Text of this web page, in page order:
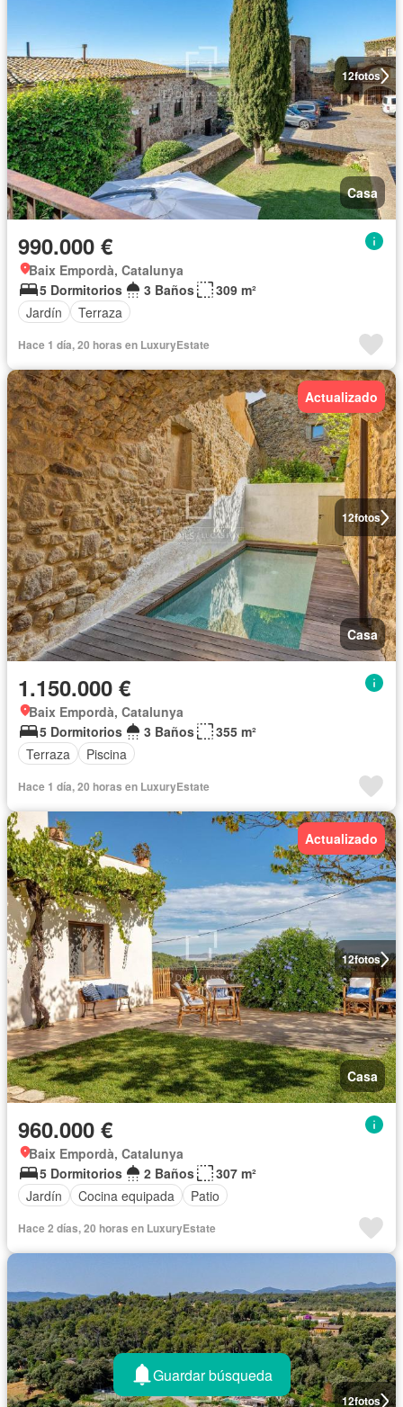
12fotos
Casa
990.000 €
Baix Empordà, Catalunya
5 Dormitorios
3 Baños
309 m²
Jardín
Terraza
Hace 1 día, 20 horas en LuxuryEstate
12fotos
Actualizado
Casa
1.150.000 €
Baix Empordà, Catalunya
5 Dormitorios
3 Baños
355 m²
Terraza
Piscina
Hace 1 día, 20 horas en LuxuryEstate
12fotos
Actualizado
Casa
960.000 €
Baix Empordà, Catalunya
5 Dormitorios
2 Baños
307 m²
Jardín
Cocina equipada Patio
Hace 2 días, 20 horas en LuxuryEstate
12fotos
Guardar búsqueda